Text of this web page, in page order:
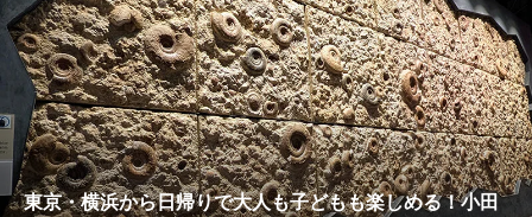
東京・横浜から日帰りで大人も子どもも楽しめる！小田